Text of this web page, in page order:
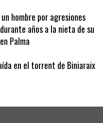
hombre por agresiones
años a la nieta de su
Palma
en el torrent de Biniaraix